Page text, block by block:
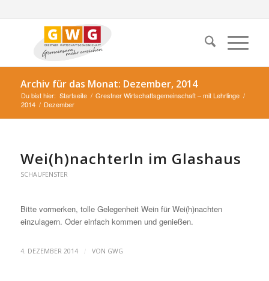
Archiv für das Monat: Dezember, 2014
Du bist hier: Startseite / Grestner Wirtschaftsgemeinschaft – mit Lehrlinge /
2014 / Dezember
Wei(h)nachterln im Glashaus
SCHAUFENSTER
Bitte vormerken, tolle Gelegenheit Wein für Wei(h)nachten
einzulagern. Oder einfach kommen und genießen.
4. DEZEMBER 2014 VON GWG